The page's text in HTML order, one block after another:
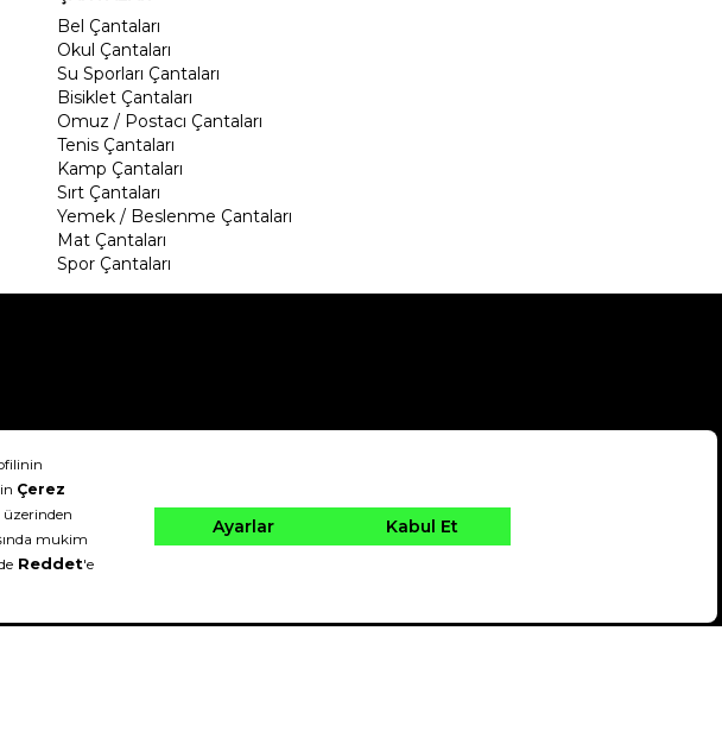
Bel Çantaları
Okul Çantaları
Su Sporları Çantaları
Bisiklet Çantaları
Omuz / Postacı Çantaları
Tenis Çantaları
Kamp Çantaları
Sırt Çantaları
Yemek / Beslenme Çantaları
Mat Çantaları
Spor Çantaları